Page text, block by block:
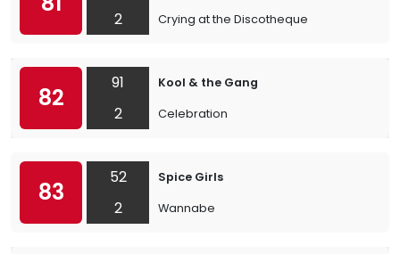
2 Crying at the Discotheque
82
91
2
Kool & the Gang
Celebration
83
52
2
Spice Girls
Wannabe